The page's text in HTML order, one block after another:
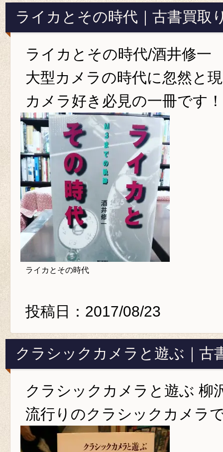
ライカとその時代｜古書買取
ライカとその時代/酒井修一
大型カメラの時代に忽然と
カメラ好き必見の一冊です！
ライカとその時代
投稿日：2017/08/23
クラシックカメラと遊ぶ｜古
クラシックカメラと遊ぶ 柳
流行りのクラシックカメラ